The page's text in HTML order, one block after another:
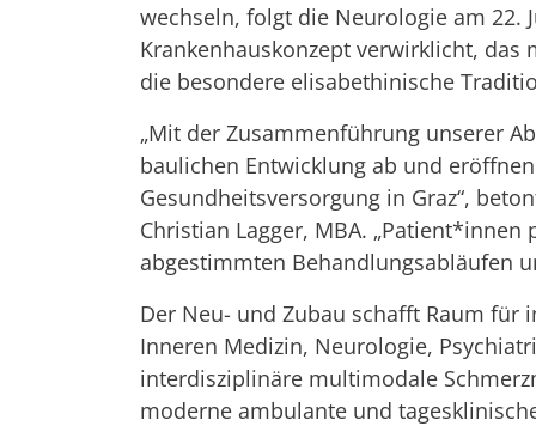
wechseln, folgt die Neurologie am 22.
Krankenhauskonzept verwirklicht,
die besondere elisabethinische
„Mit der Zusammenführung unserer
baulichen Entwicklung ab und
Gesundheitsversorgung in Graz“,
Christian Lagger, MBA.
abgestimmten Behandlungsabläufen
Der Neu- und Zubau schafft Raum für
Inneren Medizin, Neurologie,
interdisziplinäre multimodale
moderne ambulante und